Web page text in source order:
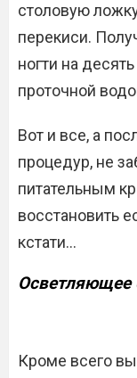
столовую
перекиси.
ногти на
проточной
Вот и все, а
процедур, не
питательным
восстановить
кстати…
Осветляющее
Кроме всего